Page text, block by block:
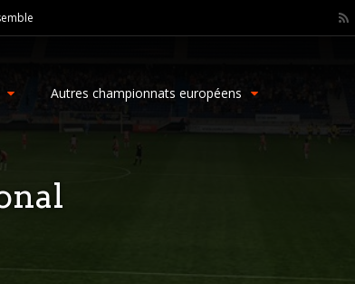
Autres championnats européens